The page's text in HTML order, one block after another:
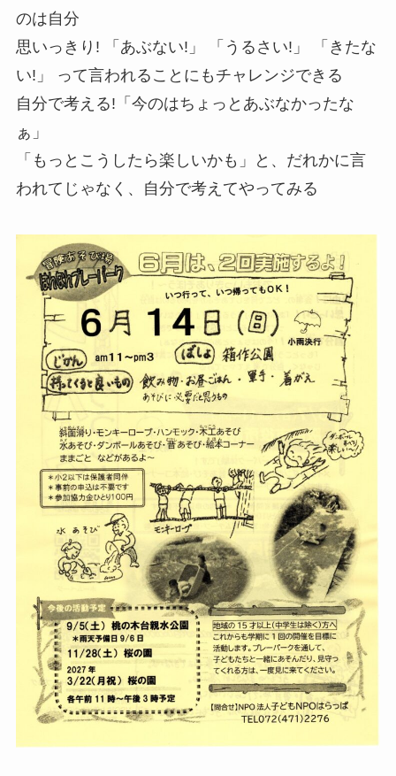
のは自分
思いっきり! 「あぶない!」 「うるさい!」 「きたな
い!」 って言われることにもチャレンジできる
自分で考える!「今のはちょっとあぶなかったな
ぁ」
「もっとこうしたら楽しいかも」と、だれかに言
われてじゃなく、自分で考えてやってみる